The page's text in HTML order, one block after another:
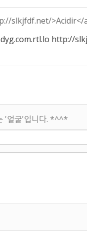
slkjfdf.net/
http://
'얼굴'입니다. *^^*